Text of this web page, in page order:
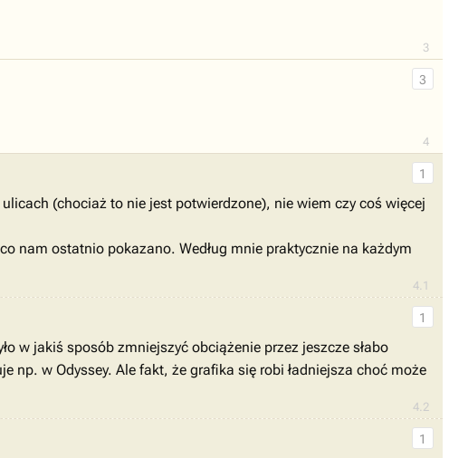
3
4
3
4.1
1
(chociaż to nie jest potwierdzone), nie wiem czy coś więcej
nam ostatnio pokazano. Według mnie praktycznie na każdym
4.2
1
w jakiś sposób zmniejszyć obciążenie przez jeszcze słabo
np. w Odyssey. Ale fakt, że grafika się robi ładniejsza choć może
1